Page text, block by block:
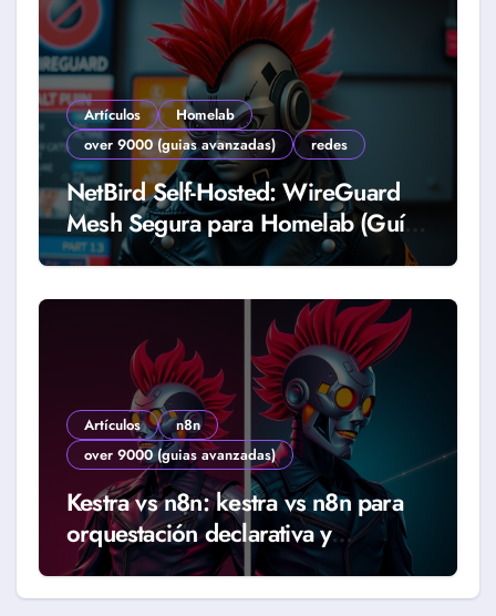
Artículos
Homelab
over 9000 (guias avanzadas)
redes
NetBird Self-Hosted: WireGuard
Mesh Segura para Homelab (Guía
2026)
Artículos
n8n
over 9000 (guias avanzadas)
Kestra vs n8n: kestra vs n8n para
orquestación declarativa y
workflows reales (Guía 2026)